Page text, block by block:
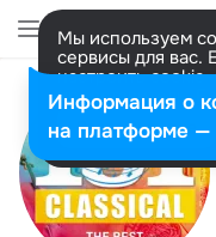
Мы используем
сервисы для вас.
настроить
представитель.
Разрешить все
Информация о
на платформе —